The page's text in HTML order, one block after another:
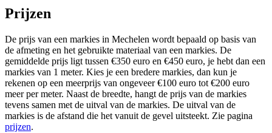
Prijzen
De prijs van een markies in Mechelen wordt bepaald op basis van
de afmeting en het gebruikte materiaal van een markies. De
gemiddelde prijs ligt tussen €350 euro en €450 euro, je hebt dan een
markies van 1 meter. Kies je een bredere markies, dan kun je
rekenen op een meerprijs van ongeveer €100 euro tot €200 euro
meer per meter. Naast de breedte, hangt de prijs van de markies
tevens samen met de uitval van de markies. De uitval van de
markies is de afstand die het vanuit de gevel uitsteekt. Zie pagina
prijzen.